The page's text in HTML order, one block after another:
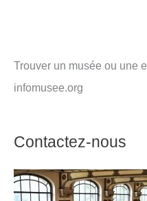
Trouver un musée ou une
infomusee.org
Contactez-nous